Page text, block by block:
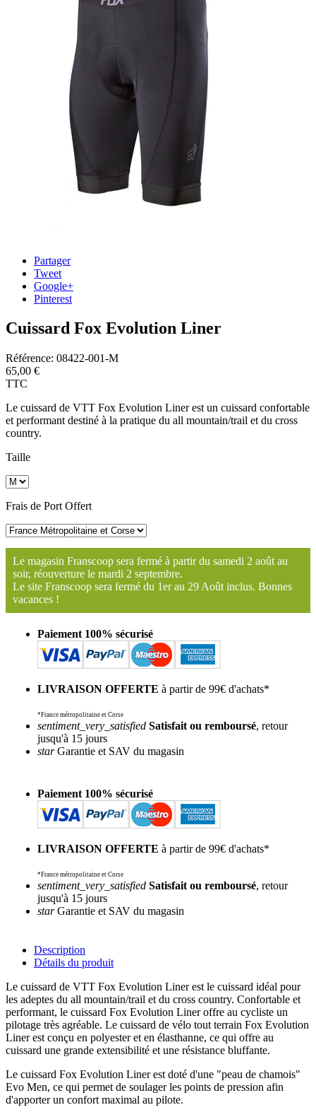
Partager
Tweet
Google+
Pinterest
Cuissard Fox Evolution Liner
Référence: 08422-001-M
65,00 €
TTC
Le cuissard de VTT Fox Evolution Liner est un cuissard confortable
et performant destiné à la pratique du all mountain/trail et du cross
country.
Taille
Frais de Port Offert
Le magasin Franscoop sera fermé à partir du samedi 2 août au
soir, réouverture le mardi 2 septembre.
Le site Franscoop sera fermé du 1er au 29 Août inclus. Bonnes
vacances !
Paiement 100% sécurisé
LIVRAISON OFFERTE à partir de 99€ d'achats*
*France métropolitaine et Corse
sentiment_very_satisfied Satisfait ou remboursé, retour
jusqu'à 15 jours
starGarantie et SAV du magasin
Paiement 100% sécurisé
LIVRAISON OFFERTE à partir de 99€ d'achats*
*France métropolitaine et Corse
sentiment_very_satisfied Satisfait ou remboursé, retour
jusqu'à 15 jours
starGarantie et SAV du magasin
Description
Détails du produit
Le cuissard de VTT Fox Evolution Liner est le cuissard idéal pour
les adeptes du all mountain/trail et du cross country. Confortable et
performant, le cuissard Fox Evolution Liner offre au cycliste un
pilotage très agréable. Le cuissard de vélo tout terrain Fox Evolution
Liner est conçu en polyester et en élasthanne, ce qui offre au
cuissard une grande extensibilité et une résistance bluffante.
Le cuissard Fox Evolution Liner est doté d'une "peau de chamois"
Evo Men, ce qui permet de soulager les points de pression afin
d'apporter un confort maximal au pilote.